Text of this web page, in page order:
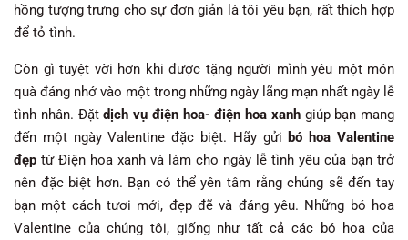
hồng tượng trưng cho sự đơn giản là tôi yêu bạn, rất thích hợp
để tỏ tình.
Còn gì tuyệt vời hơn khi được tặng người mình yêu một món
quà đáng nhớ vào một trong những ngày lãng mạn nhất ngày lễ
tình nhân. Đặtdịch vụ điện hoa- điện hoa xanhgiúp bạn mang
đến một ngày Valentine đặc biệt. Hãy gửi bó hoa Valentine
đẹp từ Điện hoa xanh và làm cho ngày lễ tình yêu của bạn trở
nên đặc biệt hơn. Bạn có thể yên tâm rằng chúng sẽ đến tay
bạn một cách tươi mới, đẹp đẽ và đáng yêu. Những bó hoa
Valentine của chúng tôi, giống như tất cả các bó hoa của